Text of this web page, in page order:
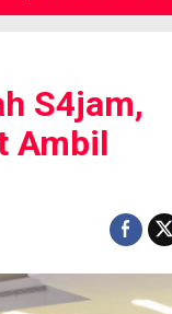
S4jam,
Ambil